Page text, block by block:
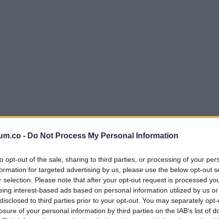
- Do Not Process My Personal Information
opt-out of the sale, sharing to third parties, or processing of your
for targeted advertising by us, please use the below opt-out
selection. Please note that after your opt-out request is processed
interest-based ads based on personal information utilized by us
to third parties prior to your opt-out. You may separately
of your personal information by third parties on the IAB’s list of
fogantak természetesúton:
teherbe estem, hogy elkezdtem volna szedni a